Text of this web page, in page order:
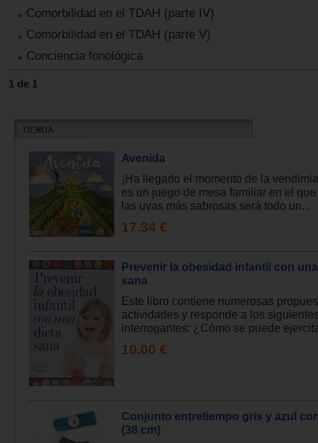
Comorbilidad en el TDAH (parte IV)
Comorbilidad en el TDAH (parte V)
Conciencia fonológica
1 de 1
Avenida
¡Ha llegado el momento de la
es un juego de mesa familiar en el
las uvas más sabrosas será todo un...
17.34 €
Prevenir la obesidad infantil con
sana
Este libro contiene numerosas
actividades y responde a los
interrogantes: ¿Cómo se puede
10.00 €
Conjunto entretiempo gris y azul
(38 cm)